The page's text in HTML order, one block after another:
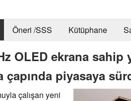
Öneri /SSS Kütüphane
OLED ekrana sahip
piyasaya
çalışan yeni